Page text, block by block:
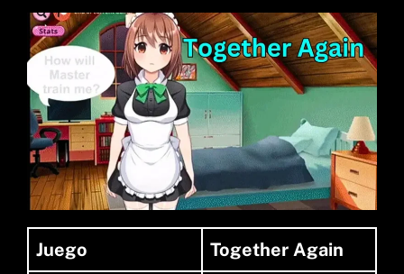
Juego
Together Again